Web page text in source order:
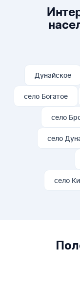
магазине.
Дунайское
село Богатое
село
село
село